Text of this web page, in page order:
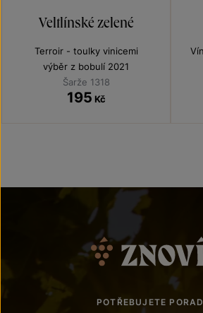
Veltlínské zelené
Terroir - toulky vinicemi
výběr z bobulí 2021
Šarže 1318
195 Kč
POTŘEBUJETE